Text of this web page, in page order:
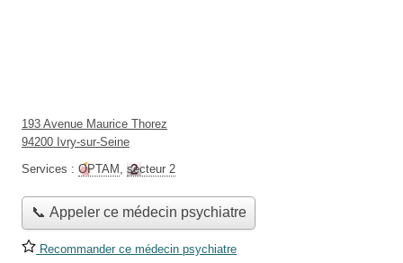
193 Avenue Maurice Thorez
94200 Ivry-sur-Seine
Services : OPTAM , secteur 2
📞 Appeler ce médecin psychiatre
Recommander ce médecin psychiatre